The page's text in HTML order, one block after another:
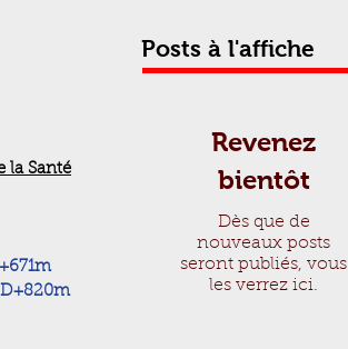
la Santé
Posts à l'affiche
Revenez
bientôt
Dès que de
nouveaux posts
seront publiés, vous
les verrez ici.